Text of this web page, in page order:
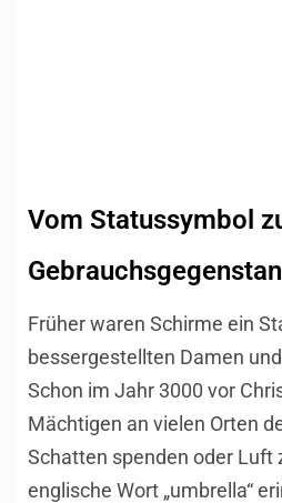
Vom Statussymbol
Früher waren Schirme ein
bessergestellten Damen
Schon im Jahr 3000 vor
Mächtigen an vielen Orten
Schatten spenden oder Luft
englische Wort „umbrella“